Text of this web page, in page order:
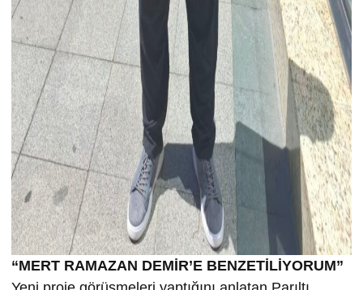
“MERT RAMAZAN DEMİR’E BENZETİLİYORUM”